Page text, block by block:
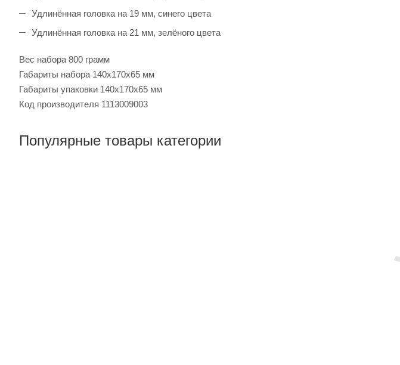
Удлинённая головка на 19 мм, синего цвета
Удлинённая головка на 21 мм, зелёного цвета
Вес набора 800 грамм
Габариты набора 140x170x65 мм
Габариты упаковки 140x170x65 мм
Код производителя 1113009003
Популярные товары категории